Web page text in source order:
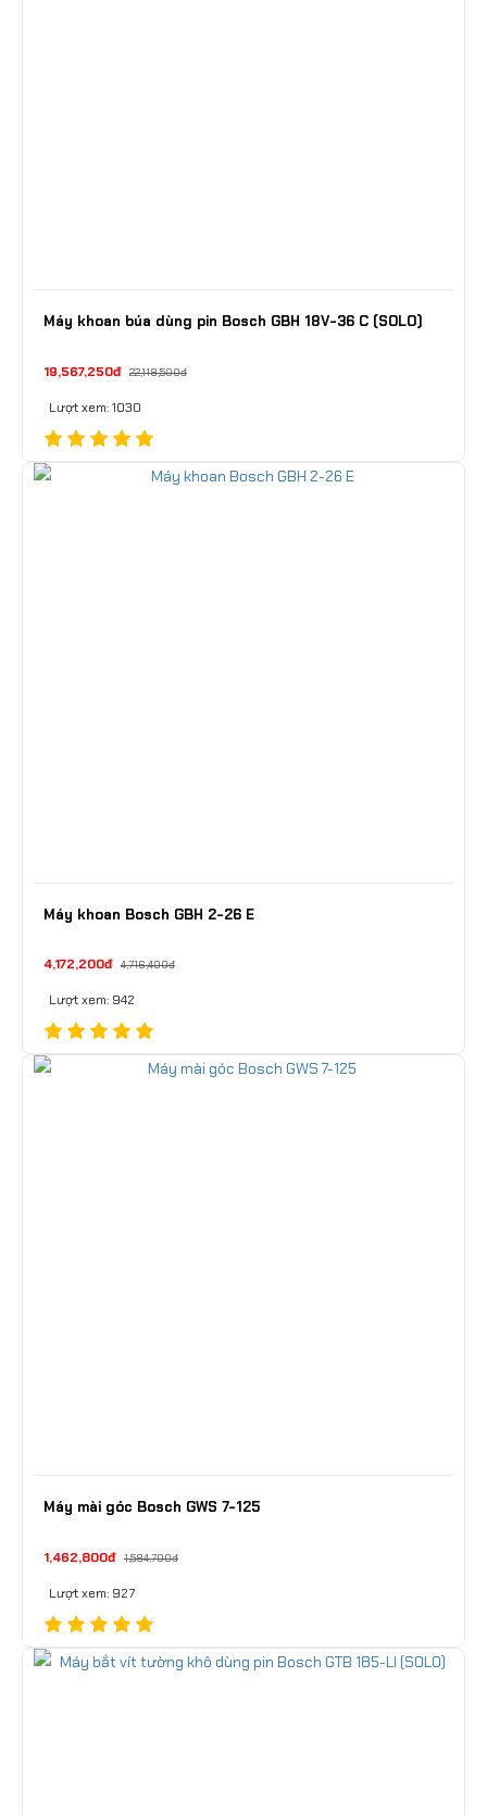
Máy khoan búa dùng pin Bosch GBH 18V-36 C (SOLO)
19,567,250đ 22,119,500đ
Lượt xem: 1030
Máy khoan Bosch GBH 2-26 E
4,172,200đ 4,716,400đ
Lượt xem: 942
Máy mài góc Bosch GWS 7-125
1,462,800đ 1,584,700đ
Lượt xem: 927